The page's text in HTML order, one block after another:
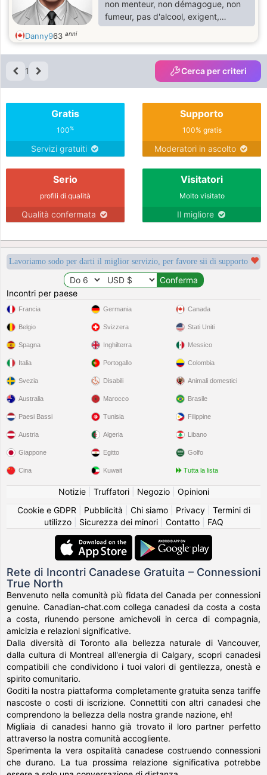
non menteur, non démagogue, non
fumeur, pas d'alcool, exigent,
réservé, fidèle dans ses
engagements responsables, trop
exigent, un peu autoritaire et
imposant, rigoureux pour l’intérêt
familial de progrès et
Danny963 anni
1 Cerca per criteri
Gratis
100%
Servizi gratuiti
Supporto
100% gratis
Moderatori in ascolto
Serio
profili di qualità
Qualità confermata
Visitatori
Molto visitato
Il migliore
Lavoriamo sodo per darti il miglior servizio, per favore sii di supporto
Incontri per paese
Francia
Belgio
Spagna
Italia
Svezia
Germania
Svizzera
Inghilterra
Portogallo
Disabili
Canada
Stati Uniti
Messico
Colombia
Animali domestici
Australia
Paesi Bassi
Austria
Giappone
Cina
Marocco
Tunisia
Algeria
Egitto
Kuwait
Brasile
Filippine
Libano
Golfo
Tutta la lista
Notizie| Truffatori| Negozio| Opinioni
Cookie e GDPR
Pubblicità Chi siamo| Privacy| Termini di
utilizzo| Sicurezza dei minori| Contatto| FAQ
Rete di Incontri Canadese Gratuita – Connessioni
True North
Benvenuto nella comunità più fidata del Canada per connessioni
genuine. Canadian-chat.com collega canadesi da costa a costa
a costa, riunendo persone amichevoli in cerca di compagnia,
amicizia e relazioni significative.
Dalla diversità di Toronto alla bellezza naturale di Vancouver,
dalla cultura di Montreal all'energia di Calgary, scopri canadesi
compatibili che condividono i tuoi valori di gentilezza, onestà e
spirito comunitario.
Goditi la nostra piattaforma completamente gratuita senza tariffe
nascoste o costi di iscrizione. Connettiti con altri canadesi che
comprendono la bellezza della nostra grande nazione, eh!
Migliaia di canadesi hanno già trovato il loro partner perfetto
attraverso la nostra comunità accogliente.
Sperimenta la vera ospitalità canadese costruendo connessioni
che durano. La tua prossima relazione significativa potrebbe